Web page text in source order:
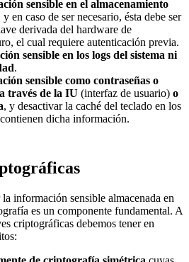
sensible en el almacenamiento
y en caso de ser necesario, ésta debe ser
derivada del hardware de
el cual requiere autenticación previa.
sensible en los logs del sistema ni
.
sensible como contraseñas o
través de la IU (interfaz de usuario) o
, y desactivar la caché del teclado en los
dicha información.
información sensible almacenada en
es un componente fundamental. A
criptográficas debemos tener en